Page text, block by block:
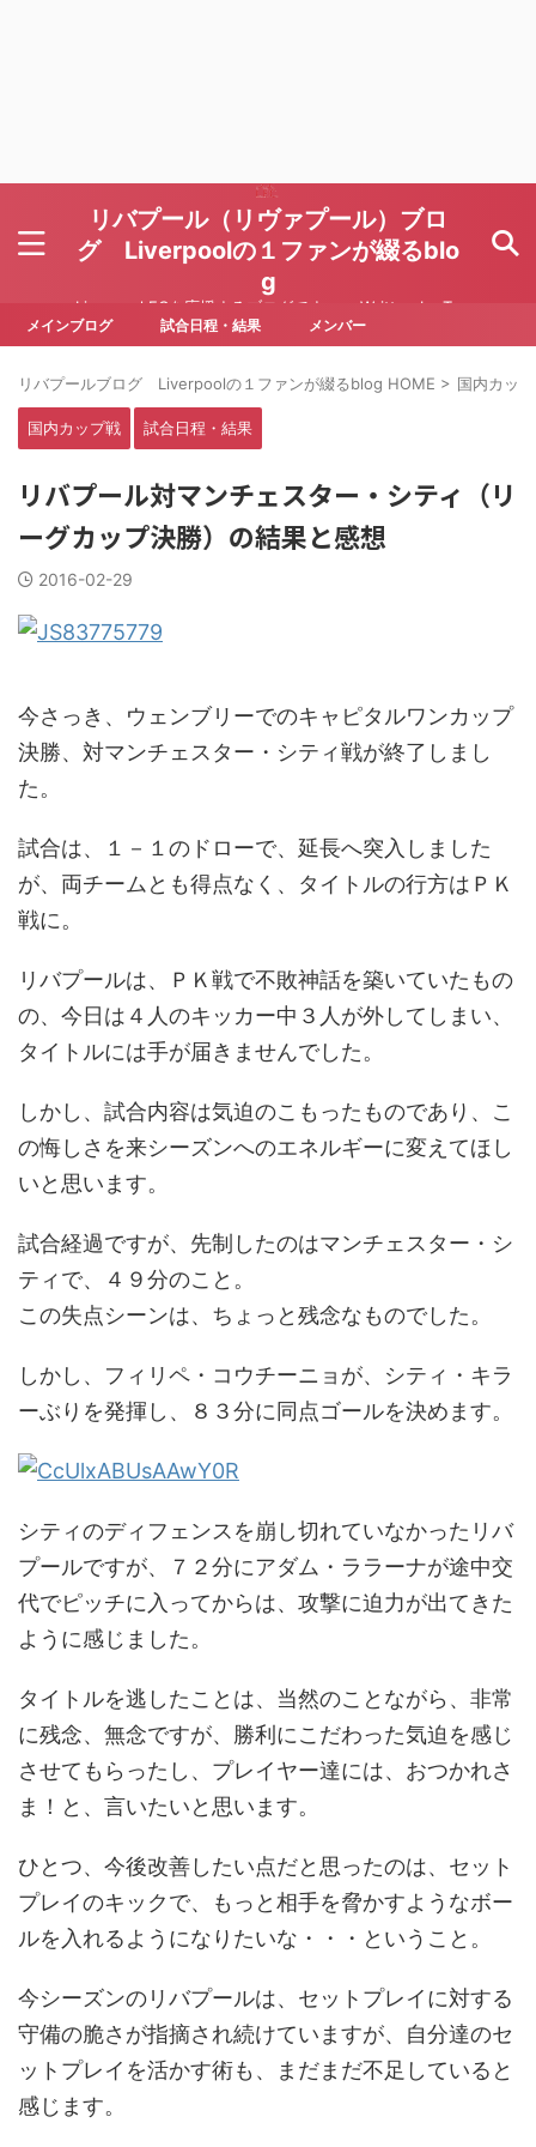
リバプール（リヴァプール）ブロ
グ Liverpoolの１ファンが綴るblo
g
Liverpool FCを応援するブログです Written by To
ru Yoda
メインブログ 試合日程・結果 メンバー
リバプールブログ Liverpoolの１ファンが綴るblog HOME > 国内カッ
国内カップ戦 試合日程・結果
リバプール対マンチェスター・シティ（リ
ーグカップ決勝）の結果と感想
2016-02-29
今さっき、ウェンブリーでのキャピタルワンカップ
決勝、対マンチェスター・シティ戦が終了しまし
た。
試合は、１－１のドローで、延長へ突入しました
が、両チームとも得点なく、タイトルの行方はＰＫ
戦に。
リバプールは、ＰＫ戦で不敗神話を築いていたもの
の、今日は４人のキッカー中３人が外してしまい、
タイトルには手が届きませんでした。
しかし、試合内容は気迫のこもったものであり、こ
の悔しさを来シーズンへのエネルギーに変えてほし
いと思います。
試合経過ですが、先制したのはマンチェスター・シ
ティで、４９分のこと。
この失点シーンは、ちょっと残念なものでした。
しかし、フィリペ・コウチーニョが、シティ・キラ
ーぶりを発揮し、８３分に同点ゴールを決めます。
シティのディフェンスを崩し切れていなかったリバ
プールですが、７２分にアダム・ララーナが途中交
代でピッチに入ってからは、攻撃に迫力が出てきた
ように感じました。
タイトルを逃したことは、当然のことながら、非常
に残念、無念ですが、勝利にこだわった気迫を感じ
させてもらったし、プレイヤー達には、おつかれさ
ま！と、言いたいと思います。
ひとつ、今後改善したい点だと思ったのは、セット
プレイのキックで、もっと相手を脅かすようなボー
ルを入れるようになりたいな・・・ということ。
今シーズンのリバプールは、セットプレイに対する
守備の脆さが指摘され続けていますが、自分達のセ
ットプレイを活かす術も、まだまだ不足していると
感じます。